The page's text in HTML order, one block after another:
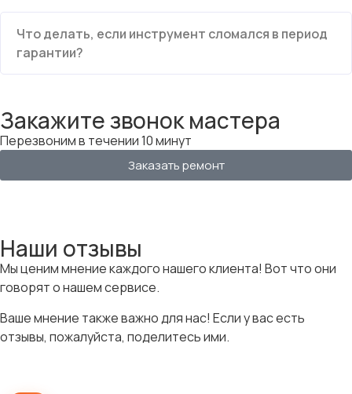
Что делать, если инструмент сломался в период
гарантии?
Закажите звонок мастера
Перезвоним в течении 10 минут
Заказать ремонт
Наши отзывы
Мы ценим мнение каждого нашего клиента! Вот что они
говорят о нашем сервисе.
Ваше мнение также важно для нас! Если у вас есть
отзывы, пожалуйста, поделитесь ими.